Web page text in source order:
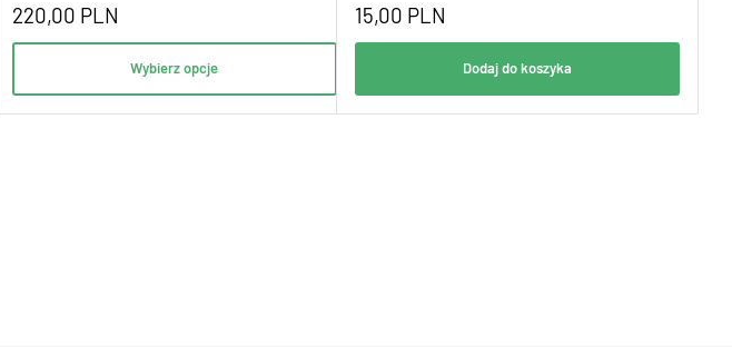
220,00 PLN
Wybierz opcje
15,00 PLN
Dodaj do koszyka